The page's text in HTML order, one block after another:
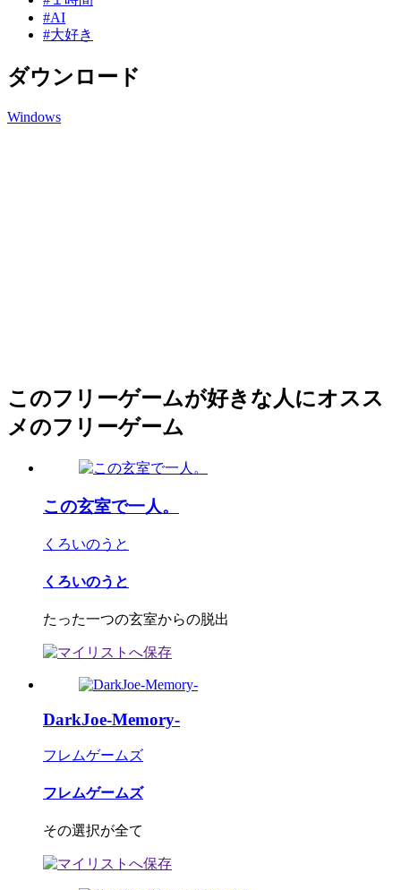
#AI
#大好き
ダウンロード
Windows
このフリーゲームが好きな人にオスス
メのフリーゲーム
この玄室で一人。
くろいのうと
くろいのうと
たった一つの玄室からの脱出
DarkJoe-Memory-
フレムゲームズ
フレムゲームズ
その選択が全て